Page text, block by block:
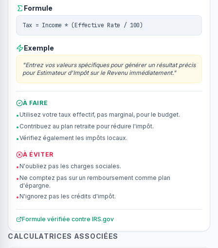
Formule
Tax = Income * (Effective Rate / 100)
Exemple
"Entrez vos valeurs spécifiques pour générer un résultat précis
pour Estimateur d'Impôt sur le Revenu immédiatement."
À FAIRE
• Utilisez votre taux effectif, pas marginal, pour le budget.
• Contribuez au plan retraite pour réduire l'impôt.
•Vérifiez également les impôts locaux.
À ÉVITER
• N'oubliez pas les charges sociales.
• Ne comptez pas sur un remboursement comme plan
d'épargne.
• N'ignorez pas les crédits d'impôt.
Formule vérifiée contre IRS.gov
CALCULATRICES ASSOCIÉES